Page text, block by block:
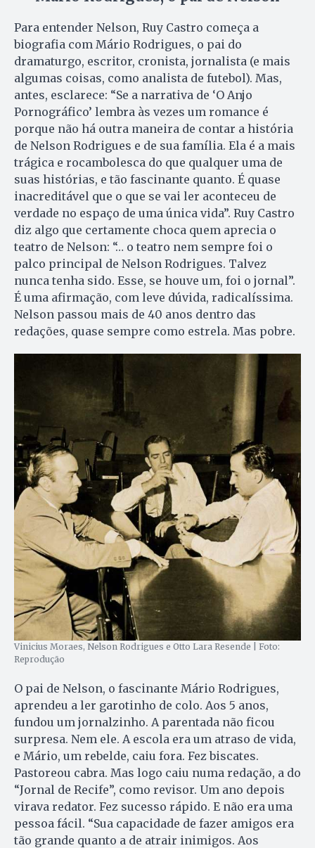
Para entender Nelson, Ruy Castro começa a
biografia com Mário Rodrigues, o pai do
dramaturgo, escritor, cronista, jornalista (e mais
algumas coisas, como analista de futebol). Mas,
antes, esclarece: “Se a narrativa de ‘O Anjo
Pornográfico’ lembra às vezes um romance é
porque não há outra maneira de contar a história
de Nelson Rodrigues e de sua família. Ela é a mais
trágica e rocambolesca do que qualquer uma de
suas histórias, e tão fascinante quanto. É quase
inacreditável que o que se vai ler aconteceu de
verdade no espaço de uma única vida”. Ruy Castro
diz algo que certamente choca quem aprecia o
teatro de Nelson: “… o teatro nem sempre foi o
palco principal de Nelson Rodrigues. Talvez
nunca tenha sido. Esse, se houve um, foi o jornal”.
É uma afirmação, com leve dúvida, radicalíssima.
Nelson passou mais de 40 anos dentro das
redações, quase sempre como estrela. Mas pobre.
Vinicius Moraes, Nelson Rodrigues e Otto Lara Resende | Foto:
Reprodução
O pai de Nelson, o fascinante Mário Rodrigues,
aprendeu a ler garotinho de colo. Aos 5 anos,
fundou um jornalzinho. A parentada não ficou
surpresa. Nem ele. A escola era um atraso de vida,
e Mário, um rebelde, caiu fora. Fez biscates.
Pastoreou cabra. Mas logo caiu numa redação, a do
“Jornal de Recife”, como revisor. Um ano depois
virava redator. Fez sucesso rápido. E não era uma
pessoa fácil. “Sua capacidade de fazer amigos era
tão grande quanto a de atrair inimigos. Aos